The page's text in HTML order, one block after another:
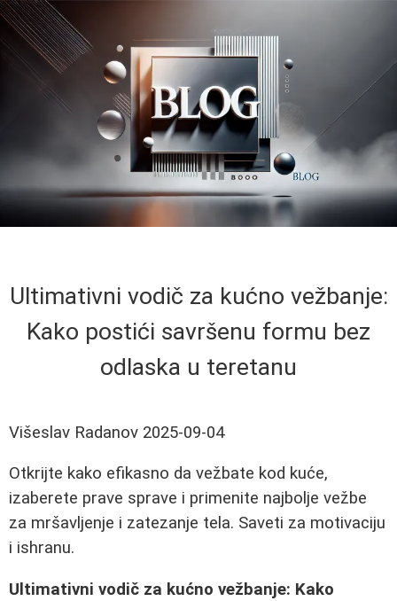
Ultimativni vodič za kućno vežbanje:
Kako postići savršenu formu bez
odlaska u teretanu
Višeslav Radanov 2025-09-04
Otkrijte kako efikasno da vežbate kod kuće,
izaberete prave sprave i primenite najbolje vežbe
za mršavljenje i zatezanje tela. Saveti za motivaciju
i ishranu.
Ultimativni vodič za kućno vežbanje: Kako